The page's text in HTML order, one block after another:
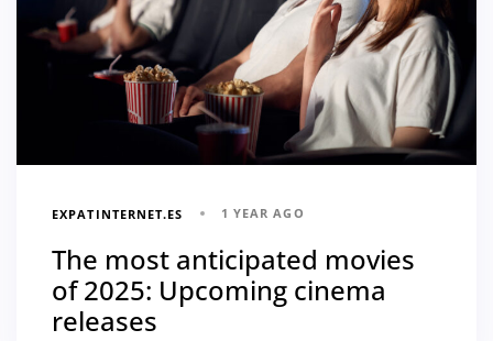
EXPATINTERNET.ES 1 YEAR AGO
The most anticipated movies
of 2025: Upcoming cinema
releases